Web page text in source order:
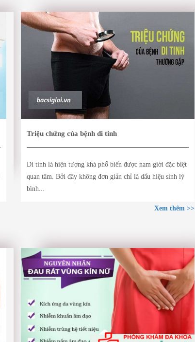
Triệu chứng của bệnh di tinh
Di tinh là hiện tượng khá phổ biến được nam giới đặc biệt
quan tâm. Bởi đây không đơn giản chỉ là dấu hiệu sinh lý
bình...
Xem thêm >>